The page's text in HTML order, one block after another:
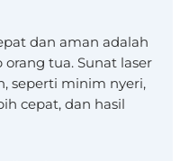
dan aman adalah
tua. Sunat laser
seperti minim nyeri,
cepat, dan hasil